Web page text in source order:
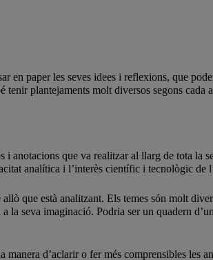
en paper les seves idees i reflexions, que
plantejaments molt diversos segons cada
que va realitzar al llarg de tota la
analítica i l’interès científic i tecnològic de
que està analitzant. Els temes són molt
la seva imaginació. Podria ser un quadern
d’aclarir o fer més comprensibles les